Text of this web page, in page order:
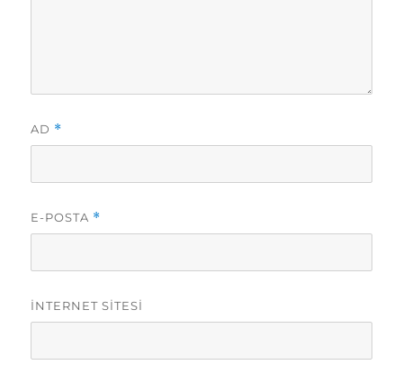
AD *
E-POSTA *
İNTERNET SITESI